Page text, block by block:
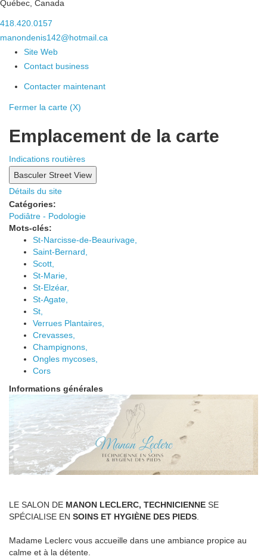
Québec, Canada
418.420.0157
manondenis142@hotmail.ca
Site Web
Contact business
Contacter maintenant
Fermer la carte (X)
Emplacement de la carte
Indications routières
Détails du site
Catégories:
Podiâtre - Podologie
Mots-clés:
St-Narcisse-de-Beaurivage,
Saint-Bernard,
Scott,
St-Marie,
St-Elzéar,
St-Agate,
St,
Verrues Plantaires,
Crevasses,
Champignons,
Ongles mycoses,
Cors
Informations générales
LE SALON DE MANON LECLERC, TECHNICIENNE SE
SPÉCIALISE EN SOINS ET HYGIÈNE DES PIEDS.
Madame Leclerc vous accueille dans une ambiance propice au
calme et à la détente.